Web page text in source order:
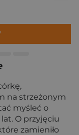
na strzeżonym
myśleć o
O przyjęciu
zamieniło